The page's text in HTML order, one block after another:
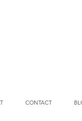
CONTACT